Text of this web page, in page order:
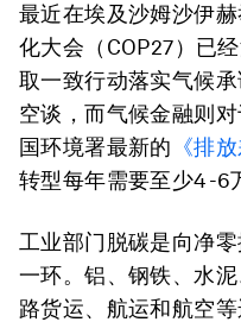
最近在埃及沙姆沙伊
化大会（COP27）已
取一致行动落实气候
空谈，而气候金融则
国环境署最新的 《排
转型每年需要至少4-6
工业部门脱碳是向净
一环。铝、钢铁、水
路货运、航运和航空